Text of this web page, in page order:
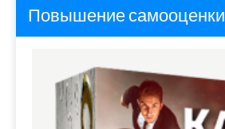
Повышение самооценки